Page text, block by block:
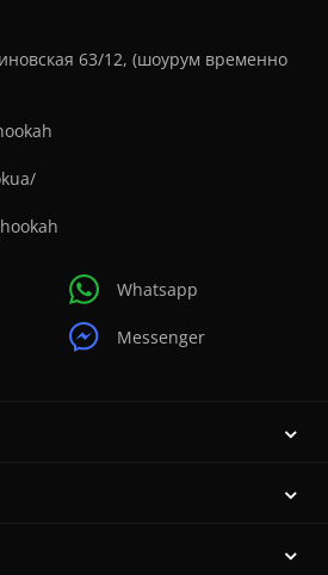
63/12, (шоурум временно
Whatsapp
Messenger